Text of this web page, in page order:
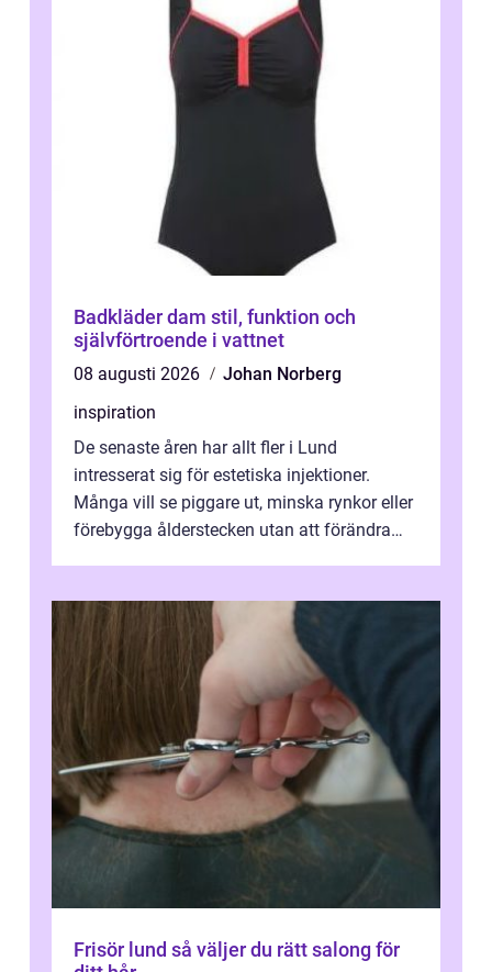
Badkläder dam stil, funktion och
självförtroende i vattnet
08 augusti 2026
Johan Norberg
inspiration
De senaste åren har allt fler i Lund
intresserat sig för estetiska injektioner.
Många vill se piggare ut, minska rynkor eller
förebygga ålderstecken utan att förändra
Frisör lund så väljer du rätt salong för